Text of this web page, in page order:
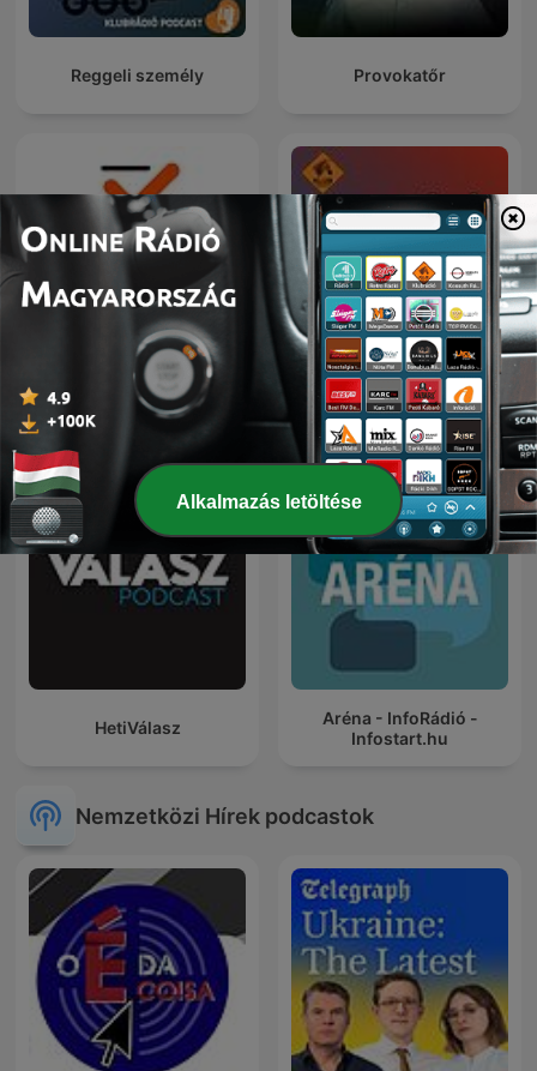
Reggeli személy Provokatőr
Portfolio Checklist
Hetes Stúdió:
Megbeszéljük a hetet
HetiVálasz
Aréna - InfoRádió -
Infostart.hu
Nemzetközi Hírek podcastok
Alkalmazás letöltése